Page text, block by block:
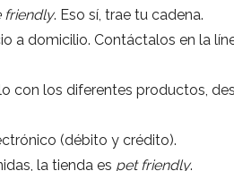
friendly. Eso sí, trae tu cadena.
a domicilio. Contáctalos en la
con los diferentes productos,
(débito y crédito).
la tienda es pet friendly.